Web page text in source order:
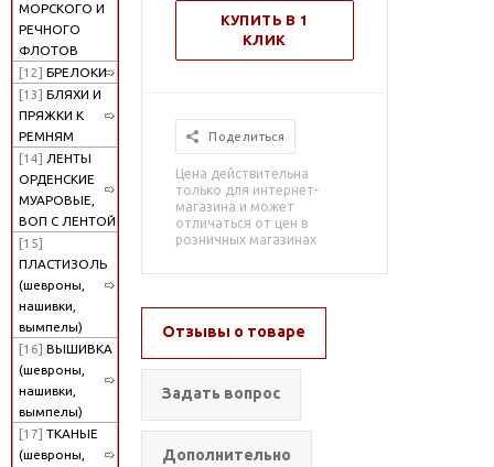
МОРСКОГО И
РЕЧНОГО
ФЛОТОВ
[12] БРЕЛОКИ
[13] БЛЯХИ И
ПРЯЖКИ К
РЕМНЯМ
[14] ЛЕНТЫ
ОРДЕНСКИЕ
МУАРОВЫЕ,
ВОП С ЛЕНТОЙ
[15]
ПЛАСТИЗОЛЬ
(шевроны,
нашивки,
вымпелы)
[16] ВЫШИВКА
(шевроны,
нашивки,
вымпелы)
[17] ТКАНЫЕ
(шевроны,
КУПИТЬ В 1
КЛИК
Поделиться
Цена действительна
только для интернет-
магазина и может
отличаться от цен в
розничных магазинах
Отзывы о товаре
Задать вопрос
Дополнительно